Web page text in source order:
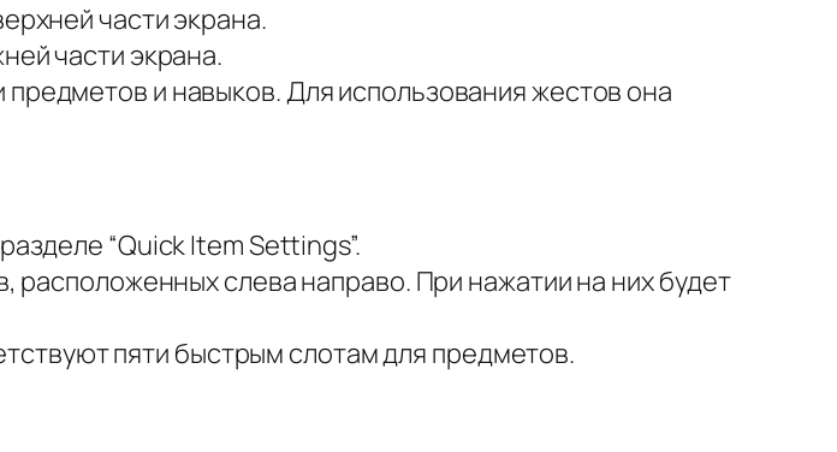
части экрана.
части экрана.
и навыков. Для использования жестов она
“Quick Item Settings”.
расположенных слева направо. При нажатии на них будет
пяти быстрым слотам для предметов.